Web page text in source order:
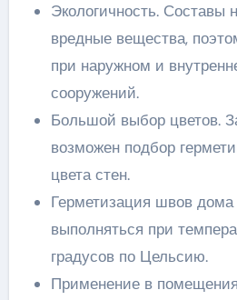
Экологичность. Составы
вредные вещества,
при наружном и
сооружений.
Большой выбор цветов.
возможен подбор
цвета стен.
Герметизация швов
выполняться при
градусов по Цельсию.
Применение в